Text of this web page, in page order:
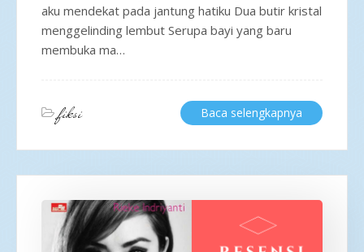
aku mendekat pada jantung hatiku Dua butir kristal
menggelinding lembut Serupa bayi yang baru
membuka ma…
fiksi Baca selengkapnya